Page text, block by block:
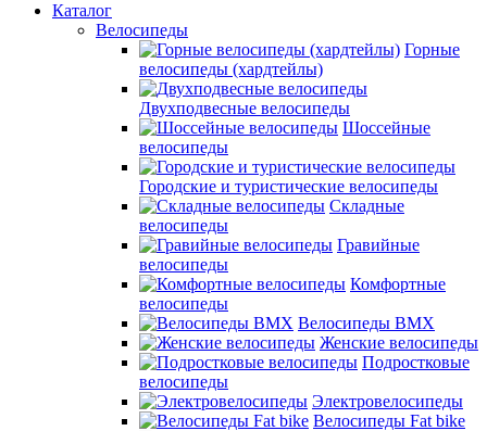
Каталог
Велосипеды
Горные
велосипеды (хардтейлы)
Двухподвесные велосипеды
Шоссейные
велосипеды
Городские и туристические велосипеды
Складные
велосипеды
Гравийные
велосипеды
Комфортные
велосипеды
Велосипеды BMX
Женские велосипеды
Подростковые
велосипеды
Электровелосипеды
Велосипеды Fat bike